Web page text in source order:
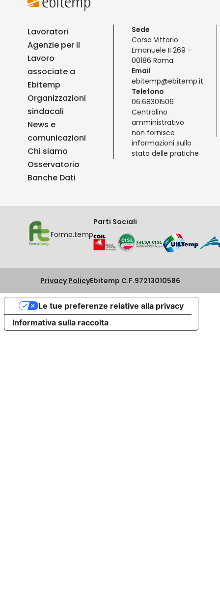
Lavoratori
Agenzie per il
Lavoro
associate a
Ebitemp
Organizzazioni
sindacali
News e
comunicazioni
Chi siamo
Osservatorio
Banche Dati
Sede
Corso Vittorio
Emanuele II 269 –
00186 Roma
Email
ebitemp@ebitemp.it
Telefono
06.68301506
Centralino
amministrativo
non fornisce
informazioni sullo
stato delle pratiche
Forma.temp
Parti Sociali
Privacy PolicyEbitemp C.F.97213010586
Informativa sulla raccolta
Le tue preferenze relative alla privacy